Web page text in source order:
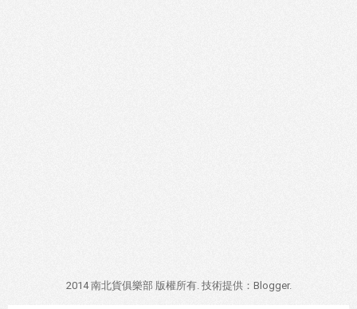
2014 南北貨俱樂部 版權所有. 技術提供： Blogger.